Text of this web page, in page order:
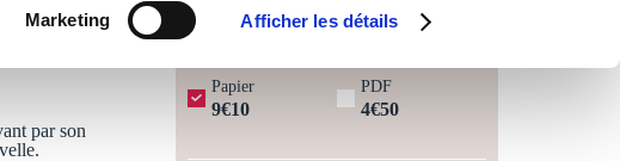
Marketing Afficher les détails
par son
Papier
9€10
PDF
4€50